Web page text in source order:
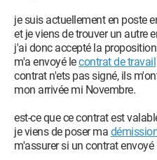
je suis actuellement en poste
et je viens de trouver un autre
j'ai donc accepté la
m'a envoyé lecontrat de travail
contrat n'ets pas signé, ils
mon arrivée mi Novembre.
est-ce que ce contrat est
je viens de poser ma
m'assurer si un contrat